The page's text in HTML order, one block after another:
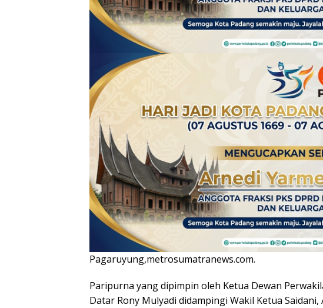
Pagaruyung,metrosumatranews.com.
Paripurna yang dipimpin oleh Ketua Dewan
Datar Rony Mulyadi didampingi Wakil Ketua